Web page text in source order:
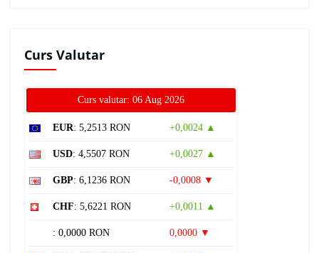
Curs Valutar
Curs valutar: 06 Aug 2026
EUR: 5,2513 RON +0,0024 ▲
USD: 4,5507 RON +0,0027 ▲
GBP: 6,1236 RON -0,0008 ▼
CHF: 5,6221 RON +0,0011 ▲
: 0,0000 RON 0,0000 ▼